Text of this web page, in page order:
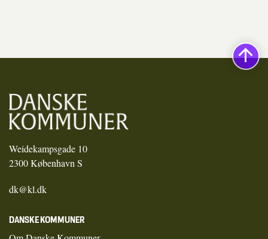
Weidekampsgade 10
2300 København S
dk@kl.dk
DANSKE KOMMUNER